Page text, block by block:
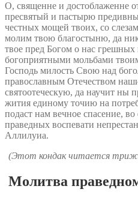
О, священне и достоблаженне
пресвятый и пастырю
честных мощей твоих, со
молим твою благостыню, да
твое пред Богом о нас
богоприятными мольбами
Господь милость Свою над
православным Отечеством
святоотеческую, да научит ны
жития единому точию на
подаст нам вечное спасение,
праведных воспевати
Аллилуиа.
(Этот кондак читается
Молитва